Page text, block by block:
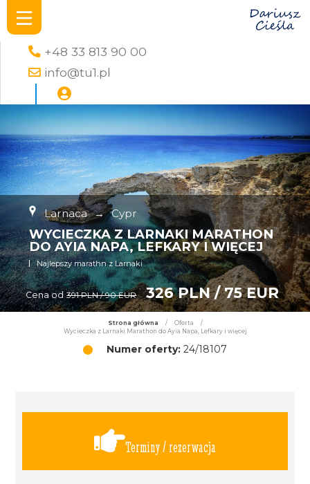
+48 33 813 90 00
info@tu1.pl
Larnaca → Cypr
WYCIECZKA Z LARNAKI MARATHON
DO AYIA NAPA, LEFKARY I WIĘCEJ
Najlepszy marathn z Larnaki
Cena od 391 PLN / 90 EUR 326 PLN / 75 EUR
Strona główna / Oferta
/
Wycieczka z Larnaki Marathon do Ayia Napa, Lefkary i więcej
Numer oferty: 24/18107
Terminy / rezerwacja